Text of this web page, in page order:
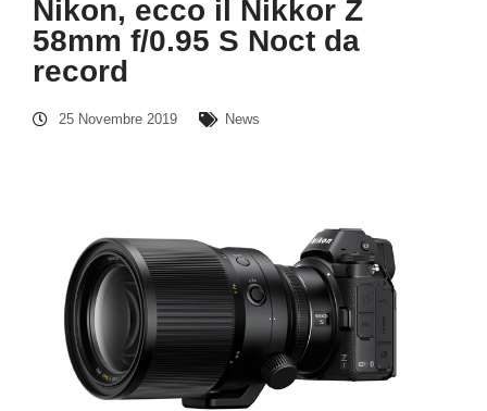
Nikon, ecco il Nikkor Z
58mm f/0.95 S Noct da
record
25 Novembre 2019 News